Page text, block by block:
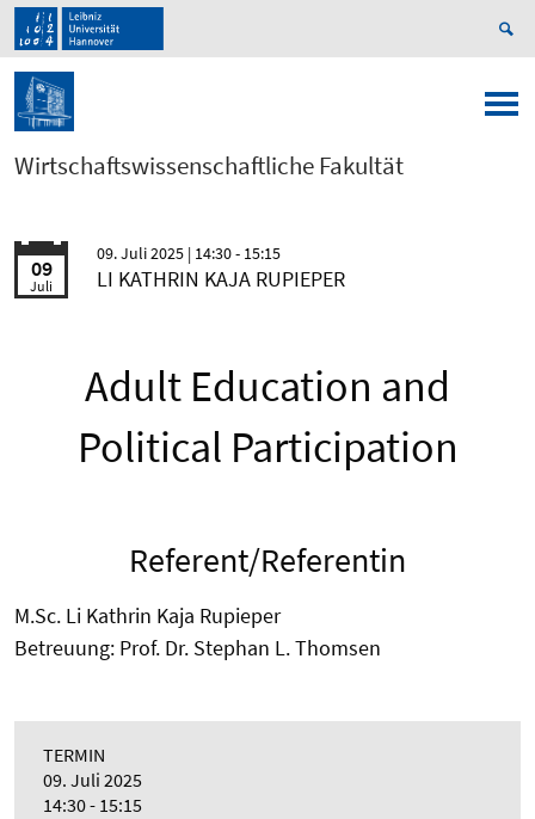
Wirtschaftswissenschaftliche Fakultät
09
Juli
09. Juli 2025 | 14:30 - 15:15
LI KATHRIN KAJA RUPIEPER
Adult Education and
Political Participation
Referent/Referentin
M.Sc. Li Kathrin Kaja Rupieper
Betreuung: Prof. Dr. Stephan L. Thomsen
TERMIN
09. Juli 2025
14:30 - 15:15